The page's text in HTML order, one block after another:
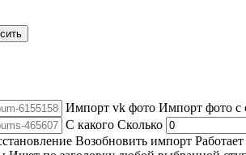
Импорт vk фото Импорт фото с
C какого Сколько
Возобновить импорт